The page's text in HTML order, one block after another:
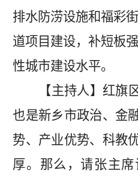
排水防涝设施和福彩
道项目建设，补短板
性城市建设水平。
【主持人】 红旗
也是新乡市政治、金
势、产业优势、科教
厚。那么，请张主席